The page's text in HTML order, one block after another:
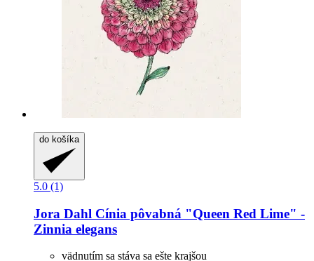
do košíka
5.0 (1)
Jora Dahl Cínia pôvabná "Queen Red Lime" -​
Zinnia elegans
vädnutím sa stáva sa ešte krajšou